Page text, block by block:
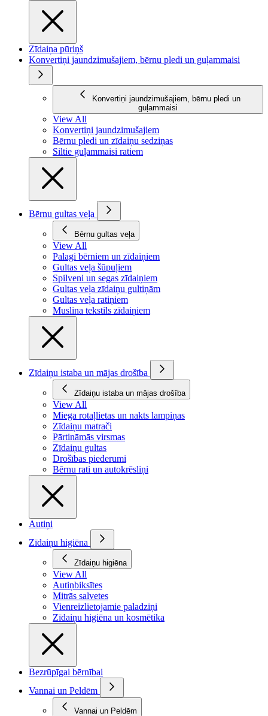
Zīdaiņa pūriņš
Konvertiņi jaundzimušajiem, bērnu pledi un guļammaisi
Konvertiņi jaundzimušajiem, bērnu pledi un
guļammaisi
View All
Konvertiņi jaundzimušajiem
Bērnu pledi un zīdaiņu sedziņas
Siltie guļammaisi ratiem
Bērnu gultas veļa
Bērnu gultas veļa
View All
Palagi bērniem un zīdaiņiem
Gultas veļa šūpuļiem
Spilveni un segas zīdaiņiem
Gultas veļa zīdaiņu gultiņām
Gultas veļa ratiņiem
Muslina tekstils zīdaiņiem
Zīdaiņu istaba un mājas drošība
Zīdaiņu istaba un mājas drošība
View All
Miega rotaļlietas un nakts lampiņas
Zīdaiņu matrači
Pārtināmās virsmas
Zīdaiņu gultas
Drošības piederumi
Bērnu rati un autokrēsliņi
Autiņi
Zīdaiņu higiēna
Zīdaiņu higiēna
View All
Autiņbiksītes
Mitrās salvetes
Vienreizlietojamie paladziņi
Zīdaiņu higiēna un kosmētika
Bezrūpīgai bērnībai
Vannai un Peldēm
Vannai un Peldēm